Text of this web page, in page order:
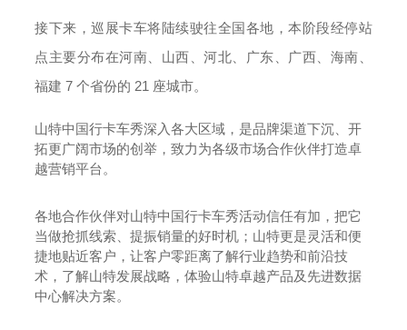
接下来，巡展卡车将陆续驶往全国各地，本阶段经停站
点主要分布在河南、山西、河北、广东、广西、海南、
福建 7 个省份的 21 座城市。
山特中国行卡车秀深入各大区域，是品牌渠道下沉、开
拓更广阔市场的创举，致力为各级市场合作伙伴打造卓
越营销平台。
各地合作伙伴对山特中国行卡车秀活动信任有加，把它
当做抢抓线索、提振销量的好时机；山特更是灵活和便
捷地贴近客户，让客户零距离了解行业趋势和前沿技
术，了解山特发展战略，体验山特卓越产品及先进数据
中心解决方案。